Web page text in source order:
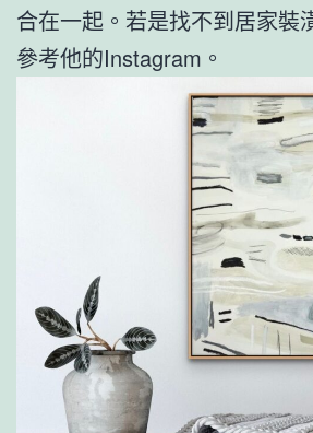
合在一起。若是找不到居家裝
參考他的Instagram。